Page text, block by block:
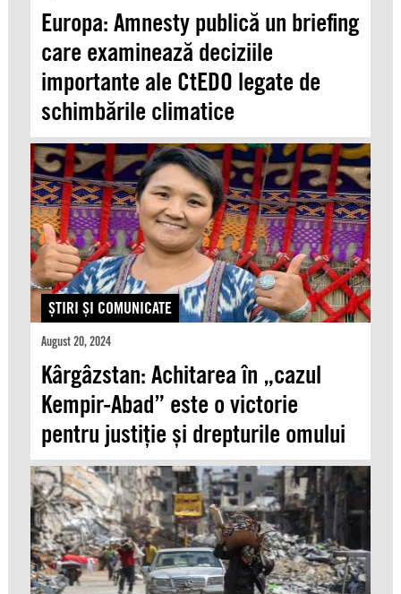
Europa: Amnesty publică un briefing
care examinează deciziile
importante ale CtEDO legate de
schimbările climatice
ŞTIRI ŞI COMUNICATE
August 20, 2024
Kârgâzstan: Achitarea în „cazul
Kempir-Abad” este o victorie
pentru justiție și drepturile omului